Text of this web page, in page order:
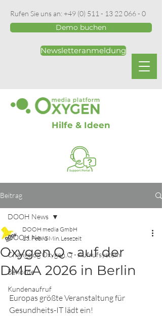
Rufen Sie uns an:+49 (0) 511 - 13 22 066 - 0
Demo buchen
Newsletteranmeldung
Hilfe & Ideen
Beitrag
DOOH News
Changelog Oxygen.Q - Aufrufsystem
Behörde
Kundenaufruf
DOOH News
Oxygen.Q - auf der
DMEA 2026 in Berlin
DOOH media GmbH
13. Feb. 1 Min. Lesezeit
Europas größte Veranstaltung für
Gesundheits-IT lädt ein!